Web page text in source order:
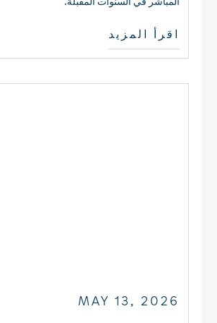
المباشر في السنوات المقبلة.
اقرأ المزيد
MAY 13, 2026